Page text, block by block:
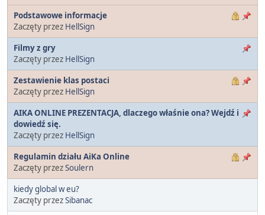
Podstawowe informacje
Zaczęty przez HellSign
Filmy z gry
Zaczęty przez HellSign
Zestawienie klas postaci
Zaczęty przez HellSign
AIKA ONLINE PREZENTACJA, dlaczego właśnie ona? Wejdź i
dowiedź się.
Zaczęty przez HellSign
Regulamin działu AiKa Online
Zaczęty przezSoulern
kiedy global w eu?
Zaczęty przezSibanac